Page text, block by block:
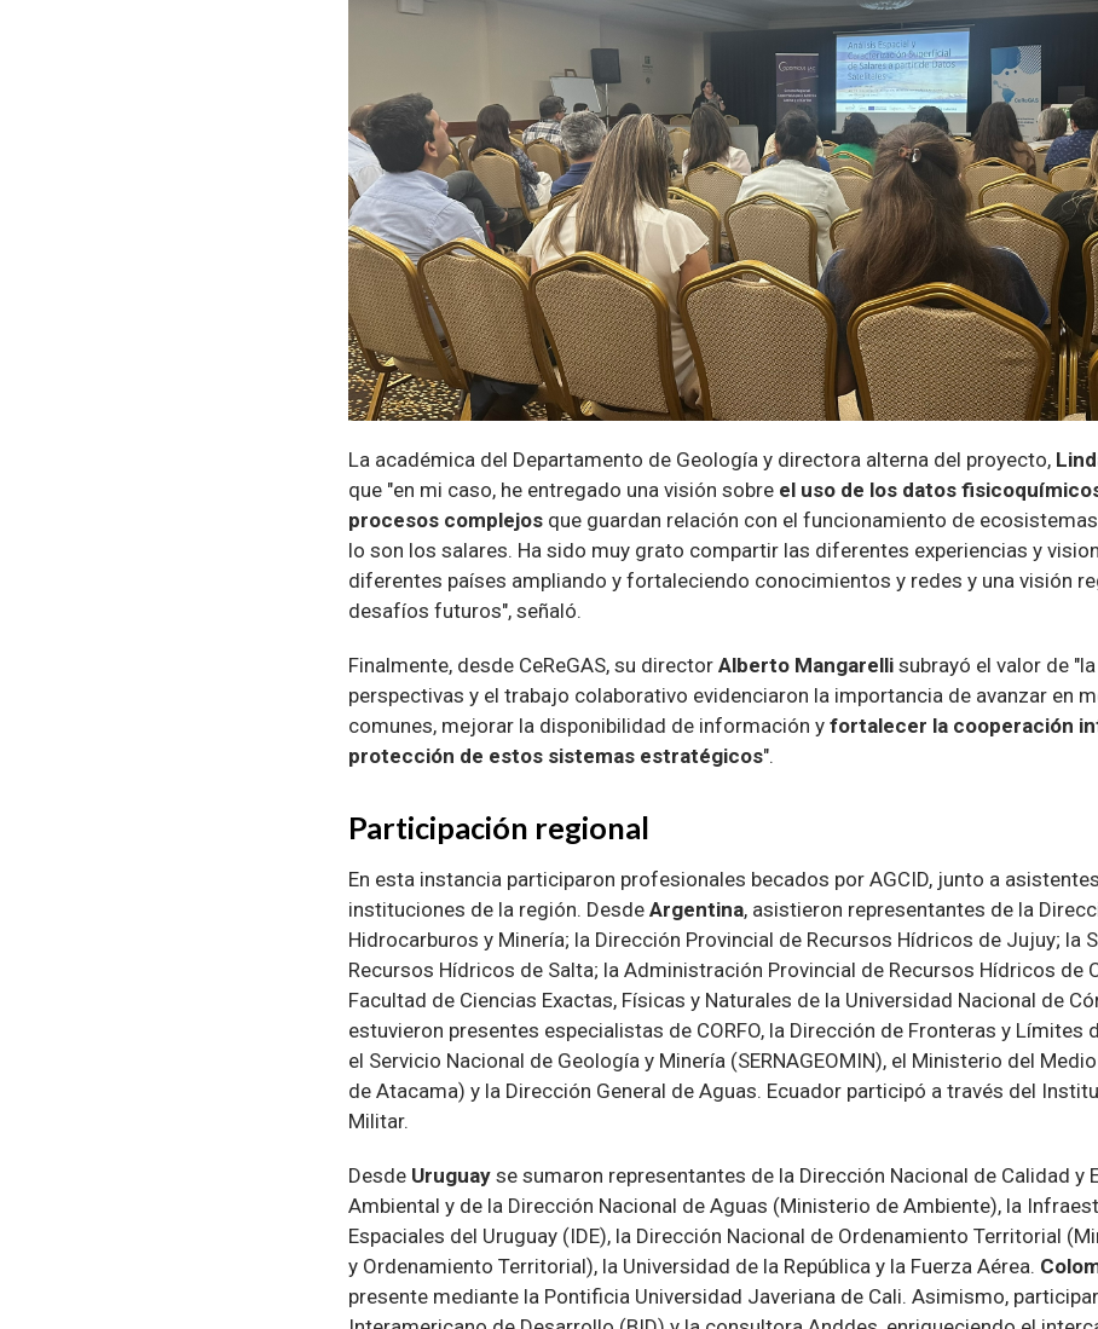
La académica del Departamento de Geología y directora alterna del proyecto,
que "en mi caso, he entregado una visión sobre el uso de los datos
procesos complejos que guardan relación con el funcionamiento de
lo son los salares. Ha sido muy grato compartir las diferentes experiencias y
diferentes países ampliando y fortaleciendo conocimientos y redes y una visión
desafíos futuros", señaló.
Finalmente, desde CeReGAS, su director Alberto Mangarelli subrayó el valor de
perspectivas y el trabajo colaborativo evidenciaron la importancia de avanzar en
comunes, mejorar la disponibilidad de información y fortalecer la cooperación
protección de estos sistemas estratégicos".
Participación regional
En esta instancia participaron profesionales becados por AGCID, junto a
instituciones de la región. Desde Argentina, asistieron representantes de la
Hidrocarburos y Minería; la Dirección Provincial de Recursos Hídricos de Jujuy; la
Recursos Hídricos de Salta; la Administración Provincial de Recursos Hídricos de
Facultad de Ciencias Exactas, Físicas y Naturales de la Universidad Nacional de
estuvieron presentes especialistas de CORFO, la Dirección de Fronteras y Límites
el Servicio Nacional de Geología y Minería (SERNAGEOMIN), el Ministerio del
de Atacama) y la Dirección General de Aguas. Ecuador participó a través del
Militar.
Desde Uruguay se sumaron representantes de la Dirección Nacional de Calidad y
Ambiental y de la Dirección Nacional de Aguas (Ministerio de Ambiente), la
Espaciales del Uruguay (IDE), la Dirección Nacional de Ordenamiento Territorial
y Ordenamiento Territorial), la Universidad de la República y la Fuerza Aérea.
presente mediante la Pontificia Universidad Javeriana de Cali. Asimismo,